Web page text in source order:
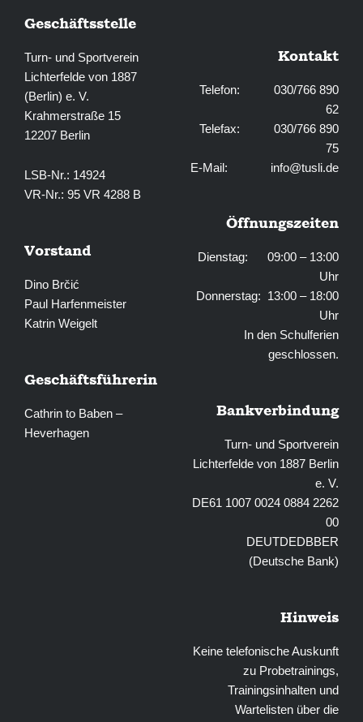
Geschäftsstelle
Turn- und Sportverein
Lichterfelde von 1887
(Berlin) e. V.
Krahmerstraße 15
12207 Berlin
LSB-Nr.: 14924
VR-Nr.: 95 VR 4288 B
Vorstand
Dino Brčić
Paul Harfenmeister
Katrin Weigelt
Geschäftsführerin
Cathrin to Baben –
Heverhagen
Kontakt
Telefon: 030/766 890
62
Telefax: 030/766 890
75
E-Mail: info@tusli.de
Öffnungszeiten
Dienstag: 09:00 – 13:00
Uhr
Donnerstag: 13:00 – 18:00
Uhr
In den Schulferien
geschlossen.
Bankverbindung
Turn- und Sportverein
Lichterfelde von 1887 Berlin
e. V.
DE61 1007 0024 0884 2262
00
DEUTDEDBBER
(Deutsche Bank)
Hinweis
Keine telefonische Auskunft
zu Probetrainings,
Trainingsinhalten und
Wartelisten über die